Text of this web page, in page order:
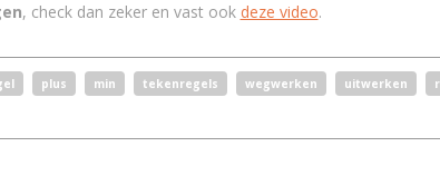
, check dan zeker en vast ook deze video.
plus min tekenregels wegwerken uitwerken